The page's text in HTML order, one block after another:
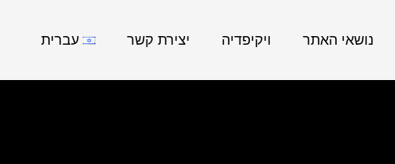
נושאי האתר ויקיפדיה יצירת קשר עברית